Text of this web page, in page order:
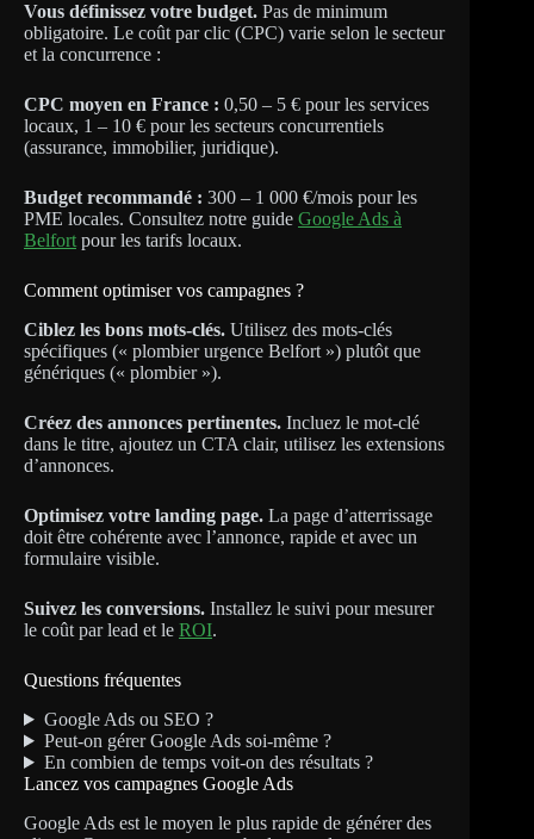
Vous définissez votre budget. Pas de minimum
obligatoire. Le coût par clic (CPC) varie selon le secteur
et la concurrence :
CPC moyen en France : 0,50 – 5 € pour les services
locaux, 1 – 10 € pour les secteurs concurrentiels
(assurance, immobilier, juridique).
Budget recommandé : 300 – 1 000 €/mois pour les
PME locales. Consultez notre guide Google Ads à
Belfort pour les tarifs locaux.
Comment optimiser vos campagnes ?
Ciblez les bons mots-clés. Utilisez des mots-clés
spécifiques (« plombier urgence Belfort ») plutôt que
génériques (« plombier »).
Créez des annonces pertinentes. Incluez le mot-clé
dans le titre, ajoutez un CTA clair, utilisez les extensions
d’annonces.
Optimisez votre landing page. La page d’atterrissage
doit être cohérente avec l’annonce, rapide et avec un
formulaire visible.
Suivez les conversions. Installez le suivi pour mesurer
le coût par lead et le ROI.
Questions fréquentes
Google Ads ou SEO ?
Peut-on gérer Google Ads soi-même ?
En combien de temps voit-on des résultats ?
Lancez vos campagnes Google Ads
Google Ads est le moyen le plus rapide de générer des